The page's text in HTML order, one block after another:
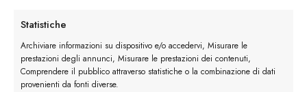
Statistiche
Archiviare informazioni su dispositivo e/o accedervi, Misurare le
prestazioni degli annunci, Misurare le prestazioni dei contenuti,
Comprendere il pubblico attraverso statistiche o la combinazione di dati
provenienti da fonti diverse.